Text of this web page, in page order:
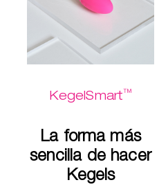
KegelSmart™
La forma más
sencilla de hacer
Kegels